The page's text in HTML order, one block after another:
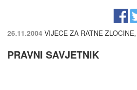
26.11.2004 VIJECE ZA RATNE
PRAVNI SAVJETNIK